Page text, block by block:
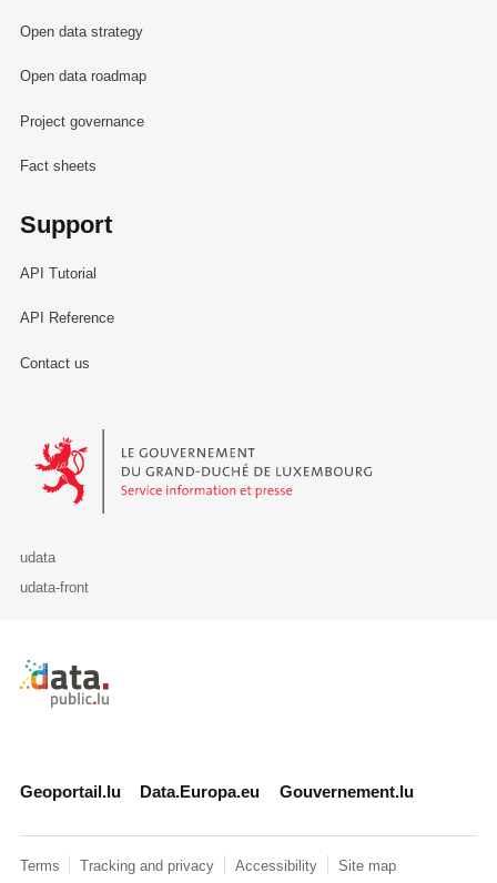
Open data strategy
Open data roadmap
Project governance
Fact sheets
Support
API Tutorial
API Reference
Contact us
Le Gouvernement du Grand-Duché de Luxembourg - Service
udata
udata-front
Retour à l'accueil de data.public.lu
Geoportail.lu Data.Europa.eu Gouvernement.lu
Terms Tracking and privacy Accessibility Site map